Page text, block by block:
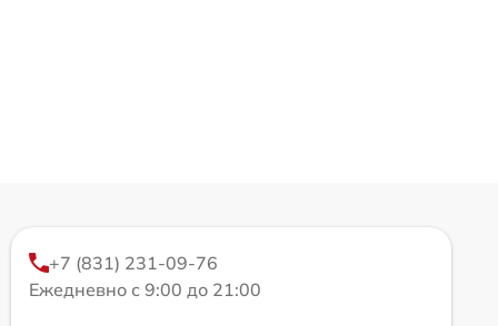
+7 (831) 231-09-76
Ежедневно с 9:00 до 21:00